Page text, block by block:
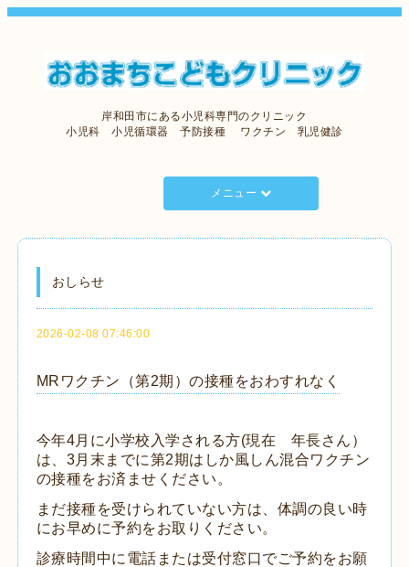
岸和田市にある小児科専門のクリニック
小児科 小児循環器 予防接種 ワクチン 乳児健診
メニュー
おしらせ
2026-02-08 07:46:00
MRワクチン（第2期）の接種をおわすれなく
今年4月に小学校入学される方(現在 年長さん）
は、3月末までに第2期はしか風しん混合ワクチン
の接種をお済ませください。
まだ接種を受けられていない方は、体調の良い時
にお早めに予約をお取りください。
診療時間中に電話または受付窓口でご予約をお願